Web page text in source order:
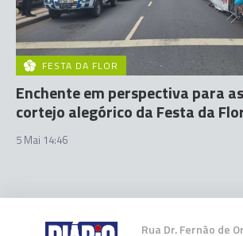
FESTA DA FLOR
Enchente em perspectiva para
cortejo alegórico da Festa da
5 Mai 14:46
Rua Dr. Fernão de